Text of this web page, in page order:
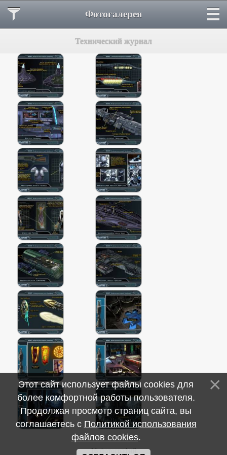
Фотогалерея
Технический журнал
16 фотографий
Этот сайт использует файлы cookies для
более комфортной работы пользователя.
Продолжая просмотр страниц сайта, вы
соглашаетесь с Политикой использования
файлов cookies.